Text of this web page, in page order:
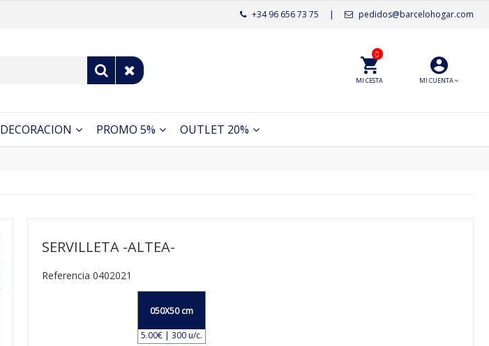
pedidos@barcelohogar.com
|
+34 96 656 73 75
MI CUENTA
MI CESTA
0
DECORACION PROMO 5% OUTLET 20%
SERVILLETA -ALTEA-
Referencia 0402021
050X50 cm
5.00€ | 300 u/c.